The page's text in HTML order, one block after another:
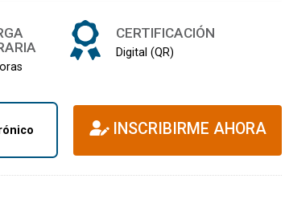
CERTIFICACIÓN
Digital (QR)
INSCRIBIRME AHORA